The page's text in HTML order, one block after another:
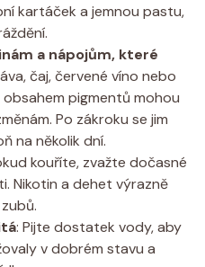
kartáček a jemnou pastu,
a nápojům, které
čaj, červené víno nebo
pigmentů mohou
Po zákroku se jim
na několik dní.
kouříte, zvažte dočasné
Nikotin a dehet výrazně
: Pijte dostatek vody, aby
v dobrém stavu a